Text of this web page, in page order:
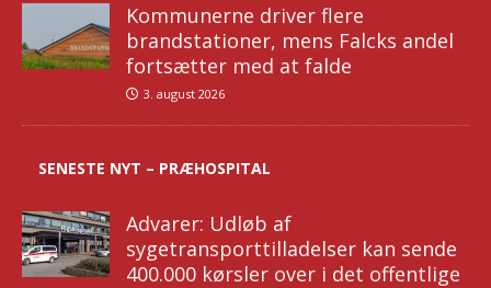
Kommunerne driver flere
brandstationer, mens Falcks andel
fortsætter med at falde
3. august 2026
SENESTE NYT – PRÆHOSPITAL
Advarer: Udløb af
sygetransporttilladelser kan sende
400.000 kørsler over i det offentlige